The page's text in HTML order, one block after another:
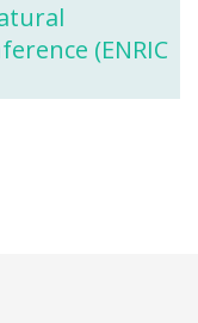
(ENRIC